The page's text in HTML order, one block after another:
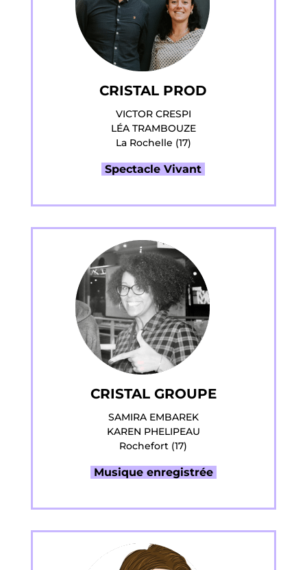
CRISTAL PROD
VICTOR CRESPI
LÉA TRAMBOUZE
La Rochelle (17)
Spectacle Vivant
CRISTAL GROUPE
SAMIRA EMBAREK
KAREN PHELIPEAU
Rochefort (17)
Musique enregistrée